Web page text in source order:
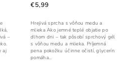
–
aj
€5,99
Hrejivá sprcha s vôňou medu a
mlieka Ako jemné teplé objatie po
dlhom dni – tak pôsobí sprchový gél
s vôňou medu a mlieka. Príjemná
pena pokožku účinne očistí, glycerín
pomáha...